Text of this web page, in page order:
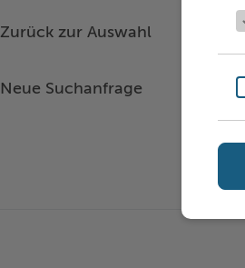
Zurück zur Auswahl
Neue Suchanfrage